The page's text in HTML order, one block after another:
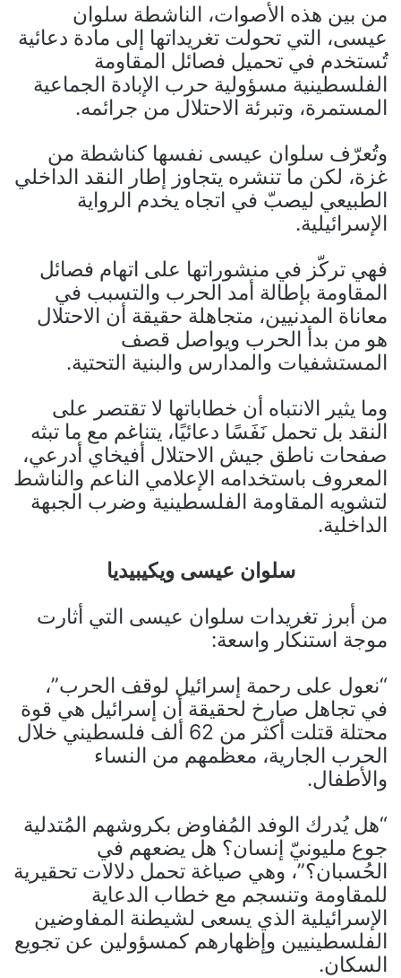
من بين هذه الأصوات، الناشطة سلوان
عيسى، التي تحولت تغريداتها إلى مادة دعائية
تُستخدم في تحميل فصائل المقاومة
الفلسطينية مسؤولية حرب الإبادة الجماعية
المستمرة، وتبرئة الاحتلال من جرائمه.
وتُعرّف سلوان عيسى نفسها كناشطة من
غزة، لكن ما تنشره يتجاوز إطار النقد الداخلي
الطبيعي ليصبّ في اتجاه يخدم الرواية
الإسرائيلية.
فهي تركّز في منشوراتها على اتهام فصائل
المقاومة بإطالة أمد الحرب والتسبب في
معاناة المدنيين، متجاهلة حقيقة أن الاحتلال
هو من بدأ الحرب ويواصل قصف
المستشفيات والمدارس والبنية التحتية.
وما يثير الانتباه أن خطاباتها لا تقتصر على
النقد بل تحمل نَفَسًا دعائيًا، يتناغم مع ما تبثه
صفحات ناطق جيش الاحتلال أفيخاي أدرعي،
المعروف باستخدامه الإعلامي الناعم والناشط
لتشويه المقاومة الفلسطينية وضرب الجبهة
الداخلية.
سلوان عيسى ويكيبيديا
من أبرز تغريدات سلوان عيسى التي أثارت
موجة استنكار واسعة:
“نعول على رحمة إسرائيل لوقف الحرب”،
في تجاهل صارخ لحقيقة أن إسرائيل هي قوة
محتلة قتلت أكثر من 62 ألف فلسطيني خلال
الحرب الجارية، معظمهم من النساء
والأطفال.
“هل يُدرك الوفد المُفاوض بكروشهم المُتدلية
جوع مليونيّ إنسان؟ هل يضعهم في
الحُسبان؟”، وهي صياغة تحمل دلالات تحقيرية
للمقاومة وتنسجم مع خطاب الدعاية
الإسرائيلية الذي يسعى لشيطنة المفاوضين
الفلسطينيين وإظهارهم كمسؤولين عن تجويع
السكان.